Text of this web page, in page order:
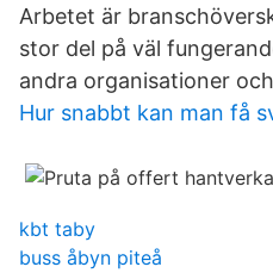
Arbetet är
stor del på väl
andra organisationer
Hur snabbt kan man få
kbt taby
buss åbyn piteå